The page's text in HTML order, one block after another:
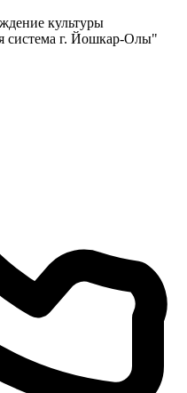
культуры
система г. Йошкар-Олы"